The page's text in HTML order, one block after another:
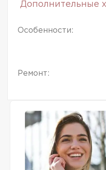
Дополнительные
Особенности:
Ремонт: